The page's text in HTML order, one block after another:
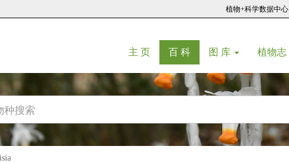
植物+科学数据中心
主 页(current)
百 科(current)
图 库 植物志